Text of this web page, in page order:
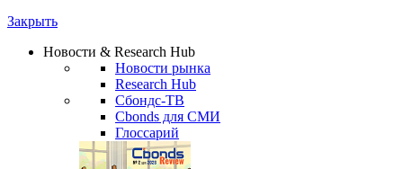
Закрыть
Новости & Research Hub
Новости рынка
Research Hub
Сбондс-ТВ
Cbonds для СМИ
Глоссарий